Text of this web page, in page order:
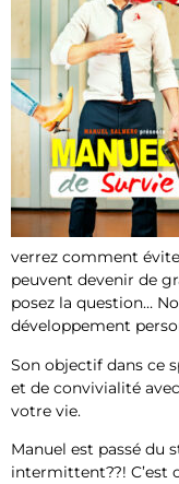
verrez comment
peuvent devenir de
posez la question…
développement
Son objectif dans ce
et de convivialité
votre vie.
Manuel est passé du
intermittent??! C’est